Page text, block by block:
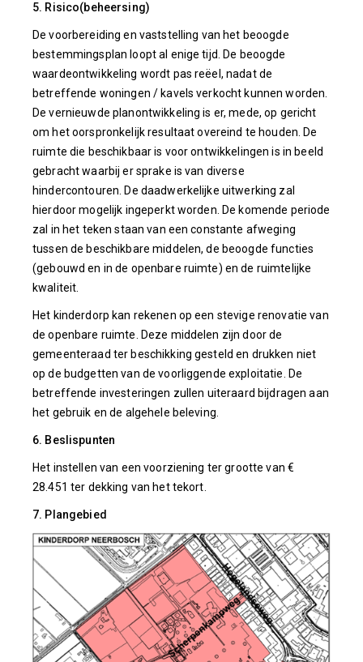
5. Risico(beheersing)
De voorbereiding en vaststelling van het beoogde
bestemmingsplan loopt al enige tijd. De beoogde
waardeontwikkeling wordt pas reëel, nadat de
betreffende woningen / kavels verkocht kunnen worden.
De vernieuwde planontwikkeling is er, mede, op gericht
om het oorspronkelijk resultaat overeind te houden. De
ruimte die beschikbaar is voor ontwikkelingen is in beeld
gebracht waarbij er sprake is van diverse
hindercontouren. De daadwerkelijke uitwerking zal
hierdoor mogelijk ingeperkt worden. De komende periode
zal in het teken staan van een constante afweging
tussen de beschikbare middelen, de beoogde functies
(gebouwd en in de openbare ruimte) en de ruimtelijke
kwaliteit.
Het kinderdorp kan rekenen op een stevige renovatie van
de openbare ruimte. Deze middelen zijn door de
gemeenteraad ter beschikking gesteld en drukken niet
op de budgetten van de voorliggende exploitatie. De
betreffende investeringen zullen uiteraard bijdragen aan
het gebruik en de algehele beleving.
6. Beslispunten
Het instellen van een voorziening ter grootte van €
28.451 ter dekking van het tekort.
7. Plangebied